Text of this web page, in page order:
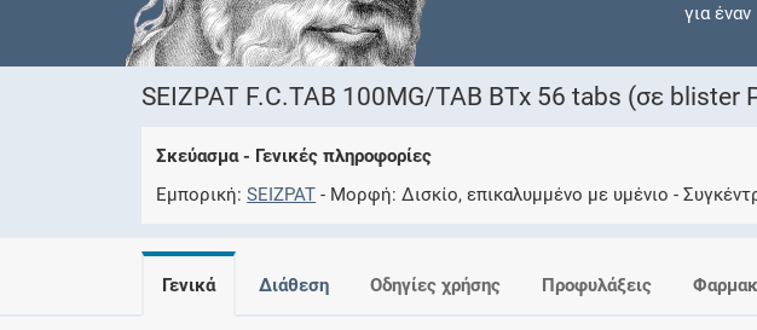
για
Ελέγξτε την αγωγή σας
SEIZPAT F.C.TAB 100MG/TAB BTx 56 tabs (σε blister
Σκεύασμα - Γενικές πληροφορίες
Εμπορική SEIZPAT Μορφή Δισκίο, επικαλυμμένο με υμένιο
Γενικά Διάθεση Οδηγίες χρήσης Προφυλάξεις